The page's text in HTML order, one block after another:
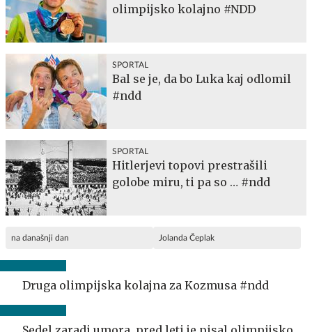
olimpijsko kolajno #NDD
SPORTAL
Bal se je, da bo Luka kaj odlomil
#ndd
SPORTAL
Hitlerjevi topovi prestrašili
golobe miru, ti pa so … #ndd
na današnji dan Jolanda Čeplak
Druga olimpijska kolajna za Kozmusa #ndd